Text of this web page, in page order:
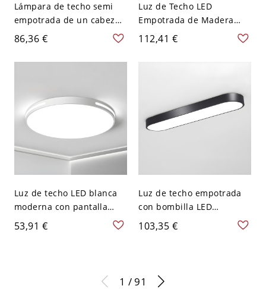
Lámpara de techo semi
empotrada de un cabezal
en blanco metálico para
Shade Ceiling Lighting
86,36 €
Luz de Techo LED
Empotrada de Madera
Maciza Escandinava, Fina
112,41 €
Luz de techo LED blanca
moderna con pantalla
acrílica para un ambiente
hogareño brillante - 110 A
53,91 €
Luz de techo empotrada
con bombilla LED
rectangular en estilo
moderno con pantalla
103,35 €
1 / 91